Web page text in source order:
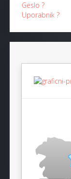
Geslo ?
Uporabnik ?